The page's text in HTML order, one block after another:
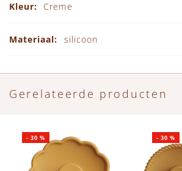
Creme
silicoon
Gerelateerde producten
-30 % -30 %